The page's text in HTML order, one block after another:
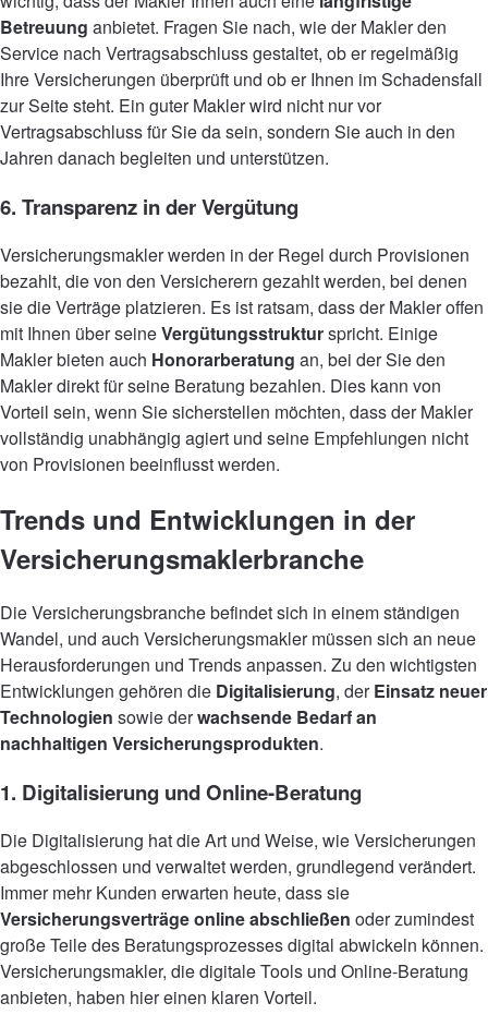
Betreuung anbietet. Fragen Sie nach, wie der Makler den
Service nach Vertragsabschluss gestaltet, ob er regelmäßig
Ihre Versicherungen überprüft und ob er Ihnen im Schadensfall
zur Seite steht. Ein guter Makler wird nicht nur vor
Vertragsabschluss für Sie da sein, sondern Sie auch in den
Jahren danach begleiten und unterstützen.
6. Transparenz in der Vergütung
Versicherungsmakler werden in der Regel durch Provisionen
bezahlt, die von den Versicherern gezahlt werden, bei denen
sie die Verträge platzieren. Es ist ratsam, dass der Makler offen
mit Ihnen über seineVergütungsstrukturspricht. Einige
Makler bieten auch Honorarberatung an, bei der Sie den
Makler direkt für seine Beratung bezahlen. Dies kann von
Vorteil sein, wenn Sie sicherstellen möchten, dass der Makler
vollständig unabhängig agiert und seine Empfehlungen nicht
von Provisionen beeinflusst werden.
Trends und Entwicklungen in der
Versicherungsmaklerbranche
Die Versicherungsbranche befindet sich in einem ständigen
Wandel, und auch Versicherungsmakler müssen sich an neue
Herausforderungen und Trends anpassen. Zu den wichtigsten
Entwicklungen gehören die Digitalisierung, derEinsatz neuer
Technologien sowie derwachsende Bedarf an
nachhaltigen Versicherungsprodukten.
1. Digitalisierung und Online-Beratung
Die Digitalisierung hat die Art und Weise, wie Versicherungen
abgeschlossen und verwaltet werden, grundlegend verändert.
Immer mehr Kunden erwarten heute, dass sie
Versicherungsverträge online abschließen oder zumindest
große Teile des Beratungsprozesses digital abwickeln können.
Versicherungsmakler, die digitale Tools und Online-Beratung
anbieten, haben hier einen klaren Vorteil.